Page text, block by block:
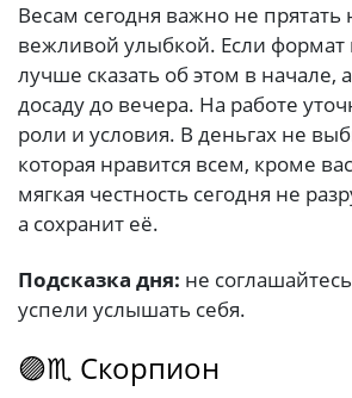
Весам сегодня важно не прятать
вежливой улыбкой. Если формат
лучше сказать об этом в начале,
досаду до вечера. На работе
роли и условия. В деньгах не
которая нравится всем, кроме
мягкая честность сегодня не
а сохранит её.
Подсказка дня: не
успели услышать себя.
🟣♏ Скорпион